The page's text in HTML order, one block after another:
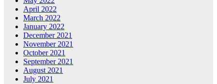
April 2022
March 2022
January 2022
December 2021
November 2021
October 2021
September 2021
August 2021
July 2021